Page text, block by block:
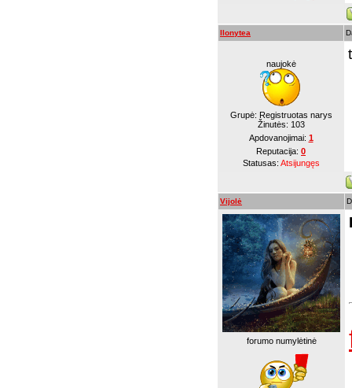
Ilonytea
naujokė
Grupė: Registruotas narys
Žinutės: 103
Apdovanojimai: 1
Reputacija: 0
Statusas: Atsijungęs
Vijolė
forumo numylėtinė